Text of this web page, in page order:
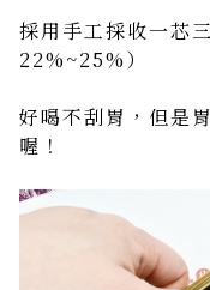
採用手工採收一芯
22%~25%）
好喝不刮胃，但是
喔！